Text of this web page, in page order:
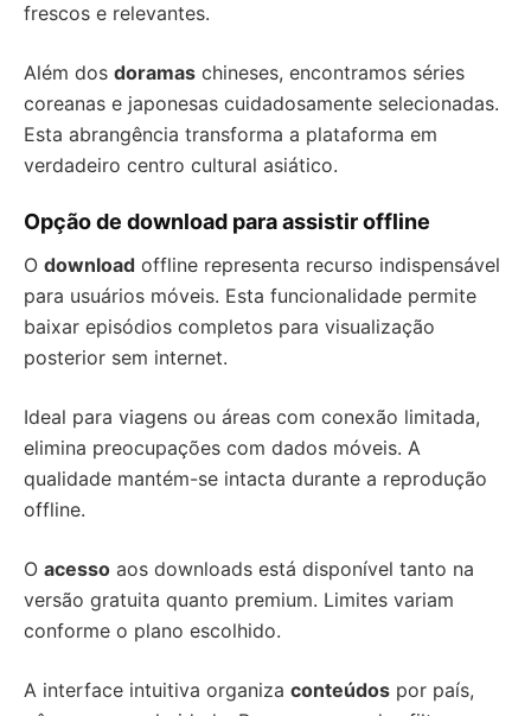
frescos e relevantes.
Além dos doramas chineses, encontramos séries
coreanas e japonesas cuidadosamente selecionadas.
Esta abrangência transforma a plataforma em
verdadeiro centro cultural asiático.
Opção de download para assistir offline
O download offline representa recurso indispensável
para usuários móveis. Esta funcionalidade permite
baixar episódios completos para visualização
posterior sem internet.
Ideal para viagens ou áreas com conexão limitada,
elimina preocupações com dados móveis. A
qualidade mantém-se intacta durante a reprodução
offline.
O acesso aos downloads está disponível tanto na
versão gratuita quanto premium. Limites variam
conforme o plano escolhido.
A interface intuitiva organiza conteúdos por país,